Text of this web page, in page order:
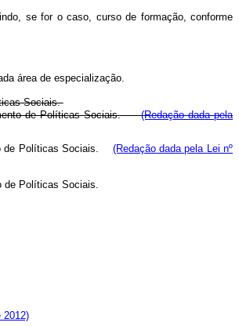
se for o caso, curso de formação, conforme
área de especialização.
Sociais.
de Políticas Sociais.(Redação dada pela
de Políticas Sociais. (Redação dada pela Lei nº
de Políticas Sociais.
2012)